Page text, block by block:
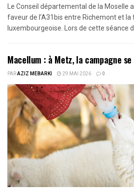
Le Conseil départemental de la Moselle
faveur de l’A31bis entre Richemont et
luxembourgeoise. Lors de cette séance
Macellum : à Metz, la campagne
PARAZIZ MEBARKI 29 MAI 2026 0